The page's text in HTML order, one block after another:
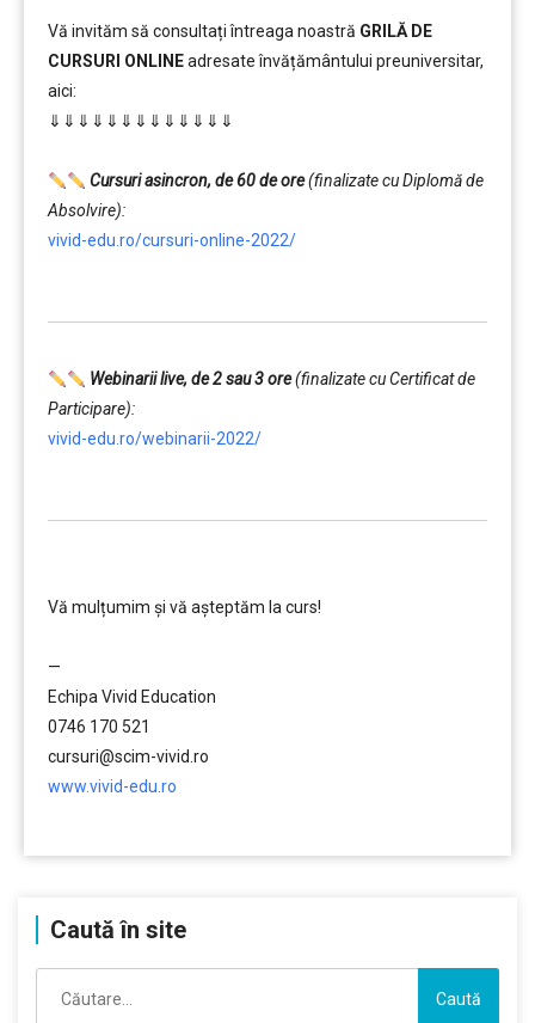
Vă invităm să consultați întreaga noastră GRILĂ DE
CURSURI ONLINEadresate învățământului preuniversitar,
aici:
⇓⇓⇓⇓⇓⇓⇓⇓⇓⇓⇓⇓⇓
Cursuri asincron, de 60 de ore(finalizate cu Diplomă de
Absolvire):
vivid-edu.ro/cursuri-online-2022/
Webinarii live, de 2 sau 3 ore(finalizate cu Certificat de
Participare):
vivid-edu.ro/webinarii-2022/
Vă mulțumim și vă aşteptăm la curs!
—
Echipa Vivid Education
0746 170 521
cursuri@scim-vivid.ro
www.vivid-edu.ro
Caută în site
după: